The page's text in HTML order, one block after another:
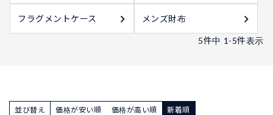
フラグメントケース メンズ財布
5件中 1 -5件表示
並び替え 価格が安い順 価格が高い順 新着順